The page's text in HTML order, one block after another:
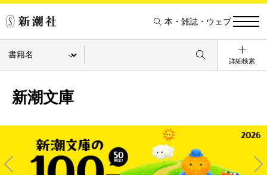
本・雑誌・ウェブ
詳細検索
新潮文庫